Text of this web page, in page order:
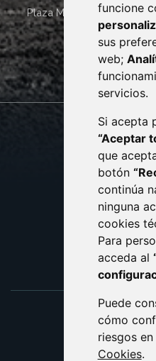
funcione
sus
web;
servicios.
Si acepta
“Aceptar
que
botón
continúa
ninguna
cookies
Para
acceda al
Puede
cómo
riesgos
Cookies.
Plaza Mayor 4 22400
· (34)
CONTACTO
POLÍTICA